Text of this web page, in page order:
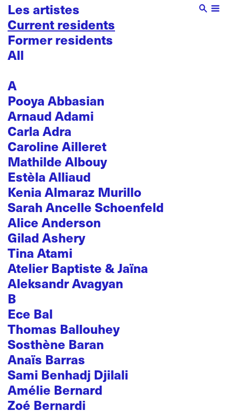
Les artistes
Current residents
Former residents
All
A
Pooya Abbasian
Arnaud Adami
Carla Adra
Caroline Ailleret
Mathilde Albouy
Estèla Alliaud
Kenia Almaraz Murillo
Sarah Ancelle Schoenfeld
Alice Anderson
Gilad Ashery
Tina Atami
Atelier Baptiste & Jaïna
Aleksandr Avagyan
B
Ece Bal
Thomas Ballouhey
Sosthène Baran
Anaïs Barras
Sami Benhadj Djilali
Amélie Bernard
Zoé Bernardi